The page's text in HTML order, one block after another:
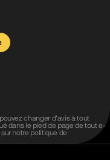
changer d’avis à tout
dans le pied de page de tout e-
notre politique de